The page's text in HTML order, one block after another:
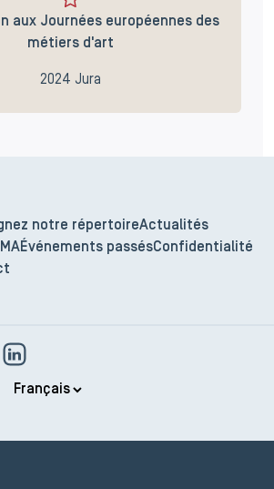
aux Journées européennes des
métiers d'art
2024 Jura
notre répertoireActualités
Événements passésConfidentialité